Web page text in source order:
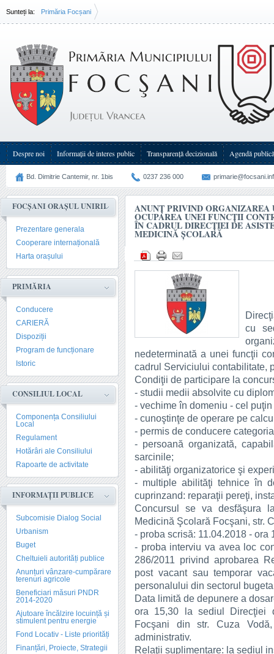
Sunteți la: Primăria Focșani
Despre noi Informații de interes public Transparenţă decizională Agendă publică
Bd. Dimitrie Cantemir, nr. 1bis 0237 236 000
FOCȘANI ORAȘUL UNIRII
Prezentare generala
Cooperare internațională
Harta orașului
PRIMĂRIA
Conducere
CARIERĂ
Dispoziții
Program de funcționare
Istoric
CONSILIUL LOCAL
Componența Consiliului
Local
Regulament
Hotărâri ale Consiliului
Rapoarte de activitate
INFORMAȚII PUBLICE
Subcomisie Dialog Social
Urbanism
Buget
Cheltuieli autorități publice
Anunțuri vânzare-cumpărare
terenuri agricole
Beneficiari măsuri PNDR
2014-2020
Ajutoare încălzire locuință și
stimulent pentru energie
Fond Locativ - Liste priorități
Finanțări, Proiecte, Strategii
ANUNŢ PRIVIND ORGANIZAREA
OCUPAREA UNEI FUNCŢII
ÎN CADRUL DIRECŢIEI DE
MEDICINĂ ŞCOLARĂ
cu
nedeterminată a unei funcţii
cadrul Serviciului contabilitate,
Condiţii de participare la
- studii medii absolvite cu
- vechime în domeniu - cel
- cunoştinţe de operare pe
- permis de conducere
- persoană organizată,
sarcinile;
- abilităţi organizatorice şi
- multiple abilităţi tehnice în
cuprinzand: reparaţii pereţi,
Concursul se va desfăşura
Medicină Şcolară Focşani, str.
- proba scrisă: 11.04.2018 - ora
- proba interviu va avea loc
286/2011 privind aprobarea
post vacant sau temporar
personalului din sectorul
Data limită de depunere a
ora 15,30 la sediul Direcţiei
Focşani din str. Cuza
administrativ.
Relaţii suplimentare: la sediul